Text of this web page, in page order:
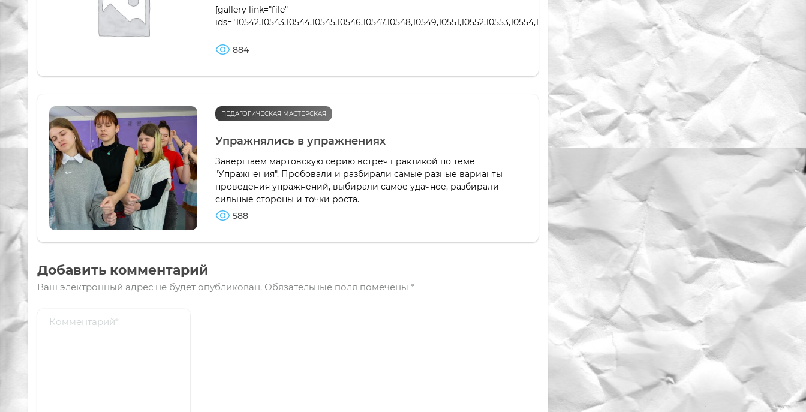
[gallery link="file"
ids="10542,10543,10544,10545,10546,10547,10548,10549,10551,10552,10553,10554,10555,10556,10557,10558,10559,10560,10561,10562,10563,10564"]
884
ПЕДАГОГИЧЕСКАЯ МАСТЕРСКАЯ
Упражнялись в упражнениях
Завершаем мартовскую серию встреч практикой по теме
"Упражнения". Пробовали и разбирали самые разные варианты
проведения упражнений, выбирали самое удачное, разбирали
сильные стороны и точки роста.
588
Добавить комментарий
Ваш электронный адрес не будет опубликован. Обязательные поля помечены *